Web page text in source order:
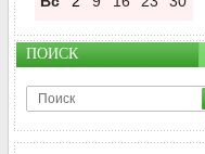
ПОИСК